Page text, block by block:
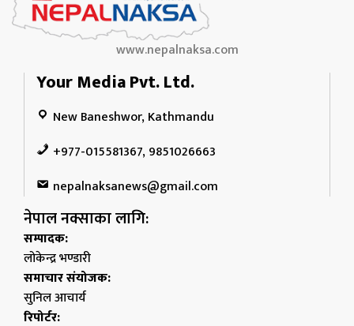
www.nepalnaksa.com
Your Media Pvt. Ltd.
New Baneshwor, Kathmandu
+977-015581367, 9851026663
nepalnaksanews@gmail.com
नेपाल नक्साका लागि:
सम्पादक:
लोकेन्द्र भण्डारी
समाचार संयोजक:
सुनिल आचार्य
रिपोर्टर: